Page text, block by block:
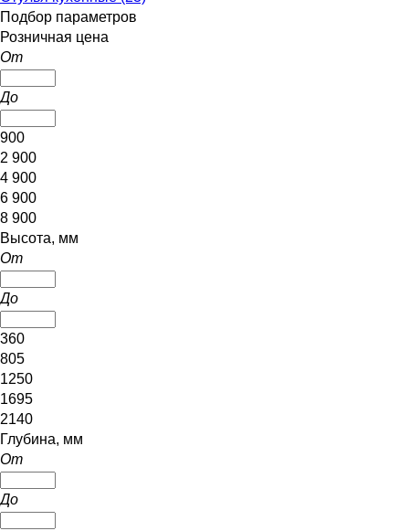
Подбор параметров
Розничная цена
От
До
900
2 900
4 900
6 900
8 900
Высота, мм
От
До
360
805
1250
1695
2140
Глубина, мм
От
До